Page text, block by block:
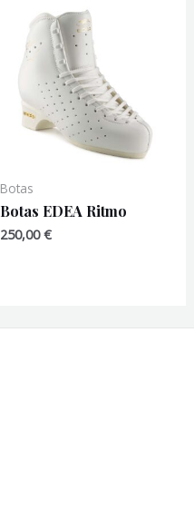
Botas
Botas EDEA Ritmo
250,00€